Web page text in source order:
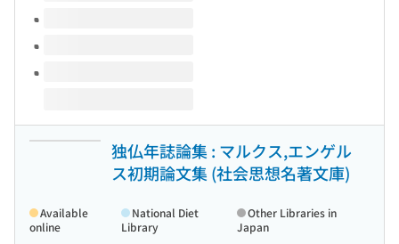
独仏年誌論集 : マルクス,エンゲル
ス初期論文集 (社会思想名著文庫)
Available
online
National Diet
Library
Other Libraries in
Japan